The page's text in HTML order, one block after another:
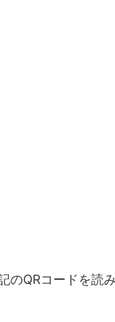
のQRコードを読